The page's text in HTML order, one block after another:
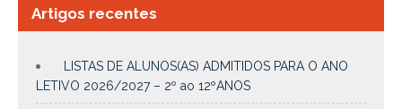
Artigos recentes
LISTAS DE ALUNOS(AS) ADMITIDOS PARA O ANO
LETIVO 2026/2027 – 2º ao 12ºANOS